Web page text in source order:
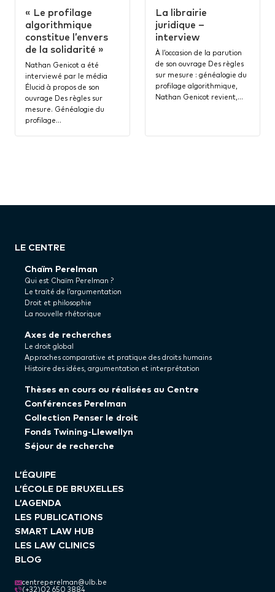
« Le profilage
algorithmique
constitue l’envers
de la solidarité »
Nathan Genicot a été
interviewé par le média
Élucid à propos de son
ouvrage Des règles sur
mesure. Généalogie du
profilage…
La librairie
juridique –
interview
À l’occasion de la parution
de son ouvrage Des règles
sur mesure : généalogie du
profilage algorithmique,
Nathan Genicot revient,…
LE CENTRE
Chaïm Perelman
Qui est Chaïm Perelman ?
Le traité de l’argumentation
Droit et philosophie
La nouvelle rhétorique
Axes de recherches
Le droit global
Approches comparative et pratique des droits humains
Histoire des idées, argumentation et interprétation
Thèses en cours ou réalisées au Centre
Conférences Perelman
Collection Penser le droit
Fonds Twining-Llewellyn
Séjour de recherche
L’ÉQUIPE
L’ÉCOLE DE BRUXELLES
L’AGENDA
LES PUBLICATIONS
SMART LAW HUB
LES LAW CLINICS
BLOG
centreperelman@ulb.be
(+32)02 650 3884